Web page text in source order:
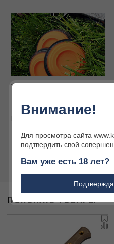
Услуги наших партнёров
ПОХОЖИЕ ТОВАРЫ
Внимание!
Для просмотра сайта
подтвердить свой
Вам уже есть 18 лет?